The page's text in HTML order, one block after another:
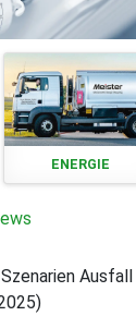
ENERGIE
Ausfall